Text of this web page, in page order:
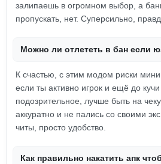
залипаешь в огромном выбор, а
пропускать, нет. Суперсильно,
Можно ли отлететь в бан если
К счастью, с этим модом риски
если ты активно игрок и ещё до
подозрительное, лучше быть на
аккуратно и не пались со своими
читы, просто удобство.
Как правильно накатить апк